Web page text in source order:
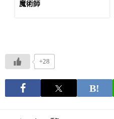
魔術師
+28